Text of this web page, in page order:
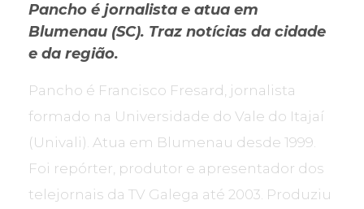
Pancho é jornalista e atua em
Blumenau (SC). Traz notícias da cidade
e da região.
Pancho é Francisco Fresard, jornalista
formado na Universidade do Vale do Itajaí
(Univali). Atua em Blumenau desde 1999.
Foi repórter, produtor e apresentador dos
telejornais da TV Galega até 2003. Produziu